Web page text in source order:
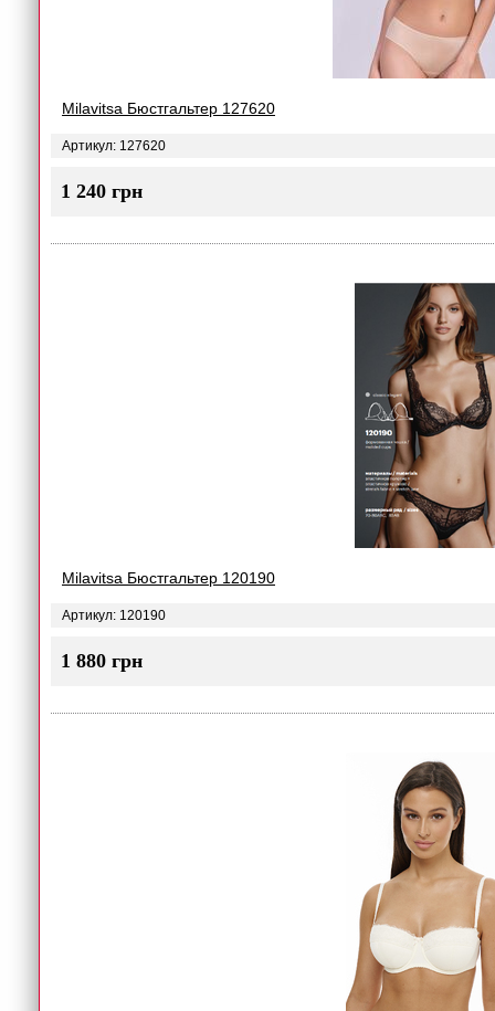
Milavitsa Бюстгальтер 127620
Артикул: 127620
1 240 грн
Milavitsa Бюстгальтер 120190
Артикул: 120190
1 880 грн